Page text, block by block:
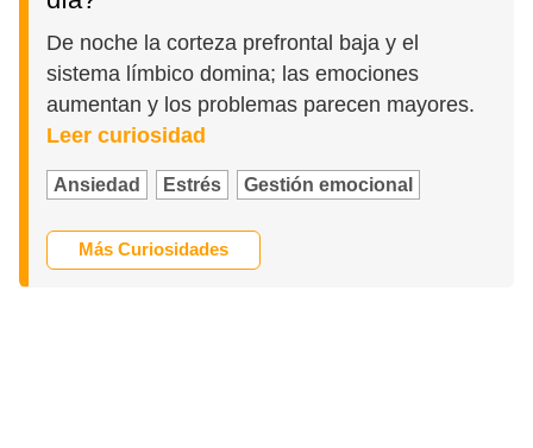
De noche la corteza prefrontal baja y el
sistema límbico domina; las emociones
aumentan y los problemas parecen mayores.
Leer curiosidad
Ansiedad Estrés Gestión emocional
Más Curiosidades